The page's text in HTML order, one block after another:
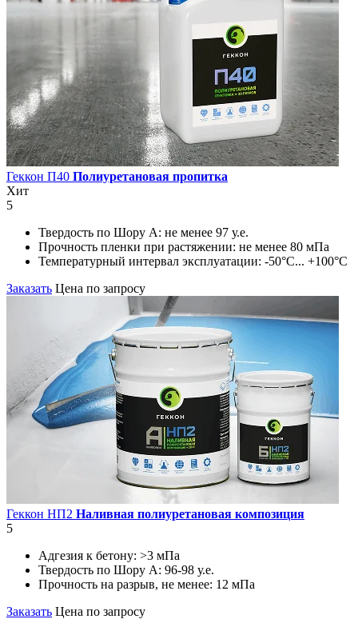
Геккон П40 Полиуретановая пропитка
Хит
5
Твердость по Шору А: не менее 97 у.е.
Прочность пленки при растяжении: не менее 80 мПа
Температурный интервал эксплуатации: -50°С... +100°С
Заказать Цена по запросу
Геккон НП2 Наливная полиуретановая композиция
5
Адгезия к бетону: >3 мПа
Твердость по Шору А: 96-98 у.е.
Прочность на разрыв, не менее: 12 мПа
Заказать Цена по запросу